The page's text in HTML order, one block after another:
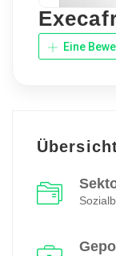
Eine